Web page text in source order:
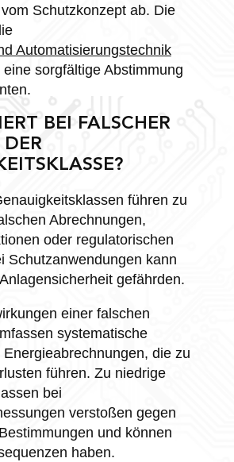
Schutzkonzept ab. Die
Automatisierungstechnik
sorgfältige Abstimmung
BEI FALSCHER
führen zu
Abrechnungen,
oder regulatorischen
Schutzanwendungen kann
gefährden.
einer falschen
systematische
die zu
führen. Zu niedrige
bei
verstoßen gegen
und können
haben.